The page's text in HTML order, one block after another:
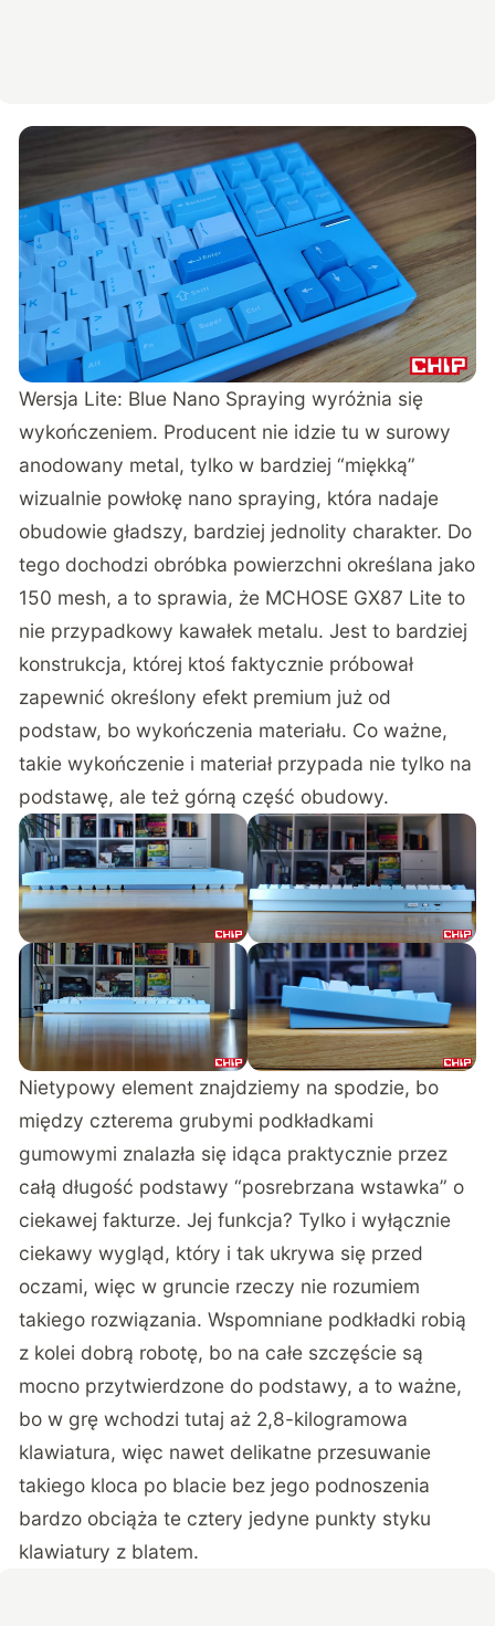
Wersja Lite: Blue Nano Spraying wyróżnia się
wykończeniem. Producent nie idzie tu w surowy
anodowany metal, tylko w bardziej “miękką”
wizualnie powłokę nano spraying, która nadaje
obudowie gładszy, bardziej jednolity charakter. Do
tego dochodzi obróbka powierzchni określana jako
150 mesh, a to sprawia, że MCHOSE GX87 Lite to
nie przypadkowy kawałek metalu. Jest to bardziej
konstrukcja, której ktoś faktycznie próbował
zapewnić określony efekt premium już od
podstaw, bo wykończenia materiału. Co ważne,
takie wykończenie i materiał przypada nie tylko na
podstawę, ale też górną część obudowy.
Nietypowy element znajdziemy na spodzie, bo
między czterema grubymi podkładkami
gumowymi znalazła się idąca praktycznie przez
całą długość podstawy “posrebrzana wstawka” o
ciekawej fakturze. Jej funkcja? Tylko i wyłącznie
ciekawy wygląd, który i tak ukrywa się przed
oczami, więc w gruncie rzeczy nie rozumiem
takiego rozwiązania. Wspomniane podkładki robią
z kolei dobrą robotę, bo na całe szczęście są
mocno przytwierdzone do podstawy, a to ważne,
bo w grę wchodzi tutaj aż 2,8-kilogramowa
klawiatura, więc nawet delikatne przesuwanie
takiego kloca po blacie bez jego podnoszenia
bardzo obciąża te cztery jedyne punkty styku
klawiatury z blatem.